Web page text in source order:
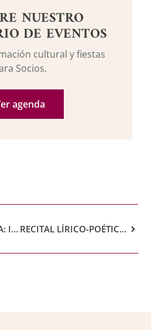
NUESTRO
DE EVENTOS
cultural y fiestas
Socios.
agenda
L SEMANA DE MÚSICA: IL GRAN DÚO ITALIANO (MAURO TORTORELLI Y ÁNGELA MELUSO) Y PIER LUIGI BERNARD. RECITAL LÍRICO-POÉTICO EN HONOR A SANTA CECILIA